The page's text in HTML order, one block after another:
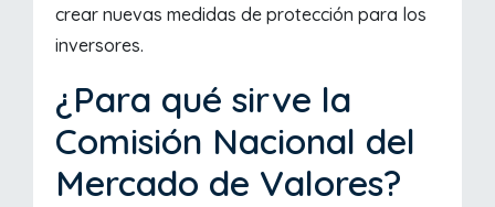
crear nuevas medidas de protección para los
inversores.
¿Para qué sirve la
Comisión Nacional del
Mercado de Valores?